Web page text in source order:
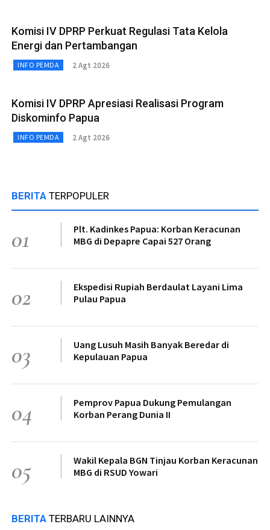
Komisi IV DPRP Perkuat Regulasi Tata Kelola
Energi dan Pertambangan
INFO PEMDA 2 Agt 2026
Komisi IV DPRP Apresiasi Realisasi Program
Diskominfo Papua
INFO PEMDA 2 Agt 2026
BERITA TERPOPULER
01
Plt. Kadinkes Papua: Korban Keracunan
MBG di Depapre Capai 527 Orang
02
Ekspedisi Rupiah Berdaulat Layani Lima
Pulau Papua
03
Uang Lusuh Masih Banyak Beredar di
Kepulauan Papua
04
Pemprov Papua Dukung Pemulangan
Korban Perang Dunia II
05
Wakil Kepala BGN Tinjau Korban Keracunan
MBG di RSUD Yowari
BERITA TERBARU LAINNYA